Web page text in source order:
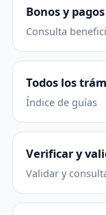
Bonos y
Consulta
Todos los
Índice de guías
Verificar y
Validar y